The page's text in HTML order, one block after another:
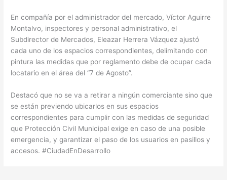
En compañía por el administrador del mercado, Víctor Aguirre
Montalvo, inspectores y personal administrativo, el
Subdirector de Mercados, Eleazar Herrera Vázquez ajustó
cada uno de los espacios correspondientes, delimitando con
pintura las medidas que por reglamento debe de ocupar cada
locatario en el área del “7 de Agosto”.
Destacó que no se va a retirar a ningún comerciante sino que
se están previendo ubicarlos en sus espacios
correspondientes para cumplir con las medidas de seguridad
que Protección Civil Municipal exige en caso de una posible
emergencia, y garantizar el paso de los usuarios en pasillos y
accesos. #CiudadEnDesarrollo